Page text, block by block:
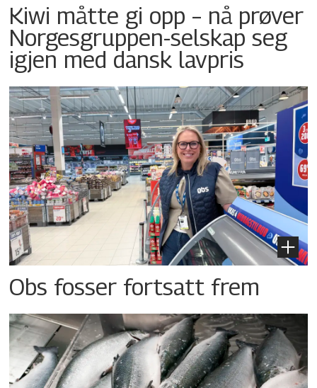
Kiwi måtte gi opp – nå prøver
Norgesgruppen-selskap seg
igjen med dansk lavpris
Obs fosser fortsatt frem